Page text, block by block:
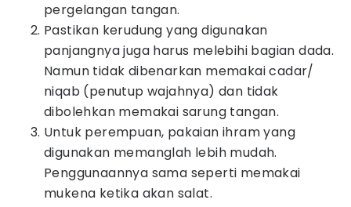
pergelangan tangan.
Pastikan kerudung yang digunakan
panjangnya juga harus melebihi bagian dada.
Namun tidak dibenarkan memakai cadar/
niqab (penutup wajahnya) dan tidak
dibolehkan memakai sarung tangan.
Untuk perempuan, pakaian ihram yang
digunakan memanglah lebih mudah.
Penggunaannya sama seperti memakai
mukena ketika akan salat.